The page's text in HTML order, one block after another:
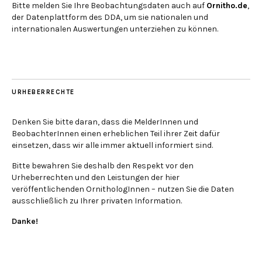
Bitte melden Sie Ihre Beobachtungsdaten auch auf Ornitho.de,
der Datenplattform des DDA, um sie nationalen und
internationalen Auswertungen unterziehen zu können.
URHEBERRECHTE
Denken Sie bitte daran, dass die MelderInnen und
BeobachterInnen einen erheblichen Teil ihrer Zeit dafür
einsetzen, dass wir alle immer aktuell informiert sind.
Bitte bewahren Sie deshalb den Respekt vor den
Urheberrechten und den Leistungen der hier
veröffentlichenden OrnithologInnen – nutzen Sie die Daten
ausschließlich zu Ihrer privaten Information.
Danke!